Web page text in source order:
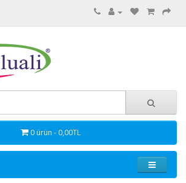
0 ürün - 0,00TL